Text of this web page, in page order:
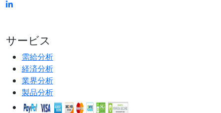
サービス
需給分析
経済分析
業界分析
製品分析